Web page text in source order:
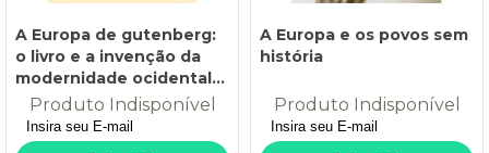
A Europa de gutenberg:
o livro e a invenção da
modernidade ocidental
(séculos xiii-xvi)
Produto Indisponível
A Europa e os povos sem
história
Produto Indisponível